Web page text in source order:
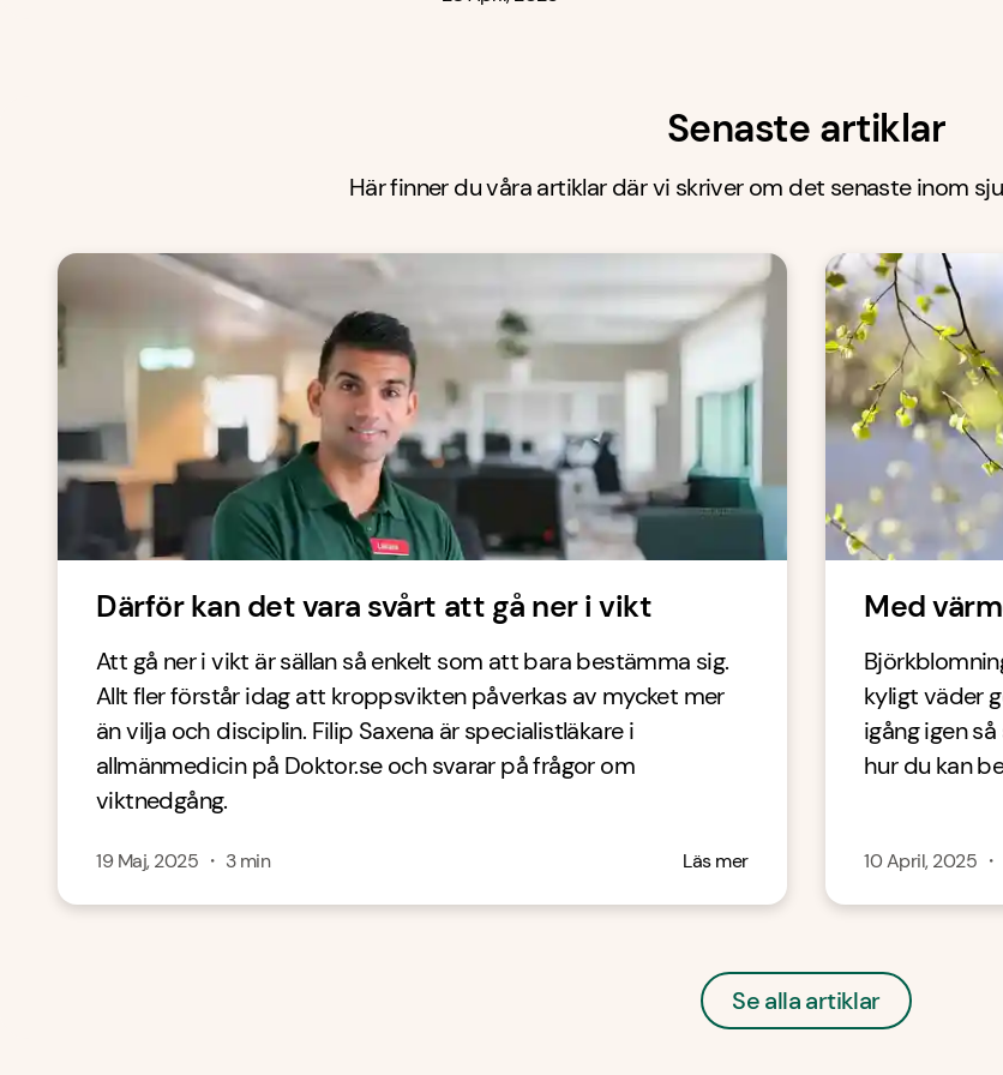
Senaste artiklar
Här finner du våra artiklar där vi skriver om det senaste inom
Därför kan det vara svårt att gå ner i vikt
Att gå ner i vikt är sällan så enkelt som att bara bestämma sig.
Allt fler förstår idag att kroppsvikten påverkas av mycket mer
än vilja och disciplin. Filip Saxena är specialistläkare i
allmänmedicin på Doktor.se och svarar på frågor om
viktnedgång.
19 Maj, 2025 ・ 3min Läs mer
Med
kyligt väder
igång igen
hur du kan
10 April, 2025 ・
Se alla artiklar